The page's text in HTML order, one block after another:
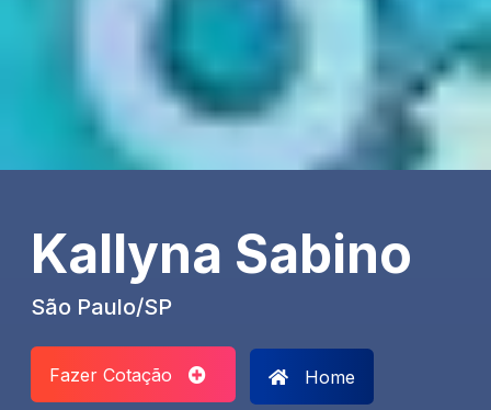
Kallyna Sabino
São Paulo/SP
Fazer Cotação Home